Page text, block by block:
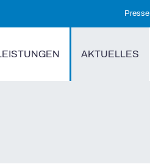
Presse
AKTUELLES